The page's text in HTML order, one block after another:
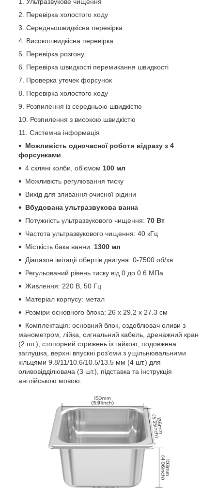
Перевірка холостого ходу
Середньошвидкісна перевірка
Високошвидкісна перевірка
Перевірка розгону
Перевірка швидкості перемикання швидкості
Проверка утечек форсунок
Перевірка холостого ходу
Розпилення із середньою швидкістю
Розпилення з високою швидкістю
Системна інформація
Можливість одночасної роботи відразу з 4
форсунками
4 скляні колби, об'ємом 100 мл
Можливість регулювання тиску
Вихід для зливання очисної рідини
Вбудована ультразвукова ванна
Потужність ультразвукового чищення: 70 Вт
Частота ультразвукового чищення: 40 кГц
Місткість бака ванни: 1300 мл
Діапазон імітації обертів двигуна: 0-7500 об/хв
Регульований рівень тиску від 0 до 0.6 МПа
Живлення: 220 В, 50 Гц
Матеріал корпусу: метал
Розміри основного блока: 26 х 29.2 х 27.3 см
Комплектація: основний блок, оздоблювач оливи з
манометром, лійка, сигнальний кабель, дренажний кран
(2 шт.), стопорний стрижень із гайкою, подовжена
заглушка, верхні впускні роз'єми з ущільнювальними
кільцями 9.8/11/10.6/10.5/13.5 мм (4 шт.) для
оливовідділювача (3 шт.), підставка та інструкція
англійською мовою.